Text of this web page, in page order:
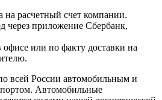
на расчетный счет компании.
через приложение Сбербанк,
офисе или по факту доставки на
всей России автомобильным и
Автомобильные